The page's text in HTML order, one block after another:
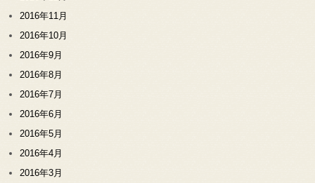
2016年11月
2016年10月
2016年9月
2016年8月
2016年7月
2016年6月
2016年5月
2016年4月
2016年3月